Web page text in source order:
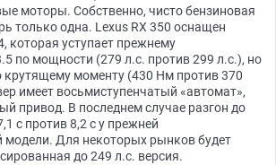
моторы. Собственно, чисто бензиновая
только одна. Lexus RX 350 оснащен
которая уступает прежнему
по мощности (279 л.с. против 299 л.с.), но
крутящему моменту (430 Нм против 370
имеет восьмиступенчатый «автомат»,
привод. В последнем случае разгон до
с против 8,2 с у прежней
модели. Для некоторых рынков будет
до 249 л.с. версия.